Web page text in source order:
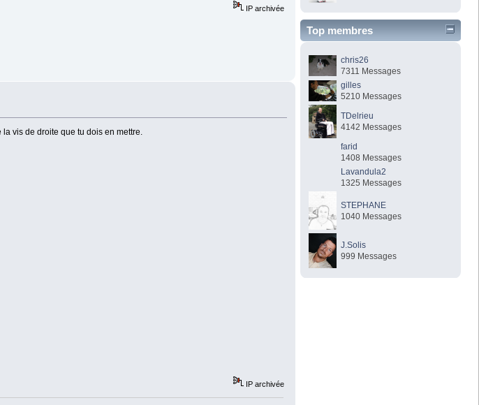
IP archivée
vis de droite que tu dois en mettre.
IP archivée
Top membres
chris26
7311 Messages
gilles
5210 Messages
TDelrieu
4142 Messages
farid
1408 Messages
Lavandula2
1325 Messages
STEPHANE
1040 Messages
J.Solis
999 Messages